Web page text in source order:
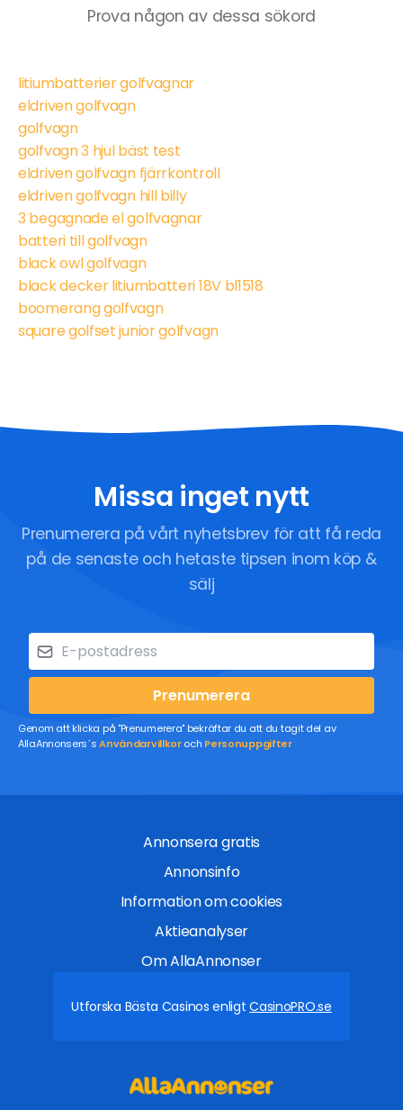
Prova någon av dessa sökord
litiumbatterier golfvagnar
eldriven golfvagn
golfvagn
golfvagn 3 hjul bäst test
eldriven golfvagn fjärrkontroll
eldriven golfvagn hill billy
3 begagnade el golfvagnar
batteri till golfvagn
black owl golfvagn
black decker litiumbatteri 18V bl1518
boomerang golfvagn
square golfset junior golfvagn
Missa inget nytt
Prenumerera på vårt nyhetsbrev för att få reda
på de senaste och hetaste tipsen inom köp &
sälj
Prenumerera
Genom att klicka på "Prenumerera" bekräftar du att du tagit del av
AllaAnnonsers´sAnvändarvillkoroch Personuppgifter
Annonsera gratis
Annonsinfo
Information om cookies
Aktieanalyser
Om AllaAnnonser
Utforska Bästa Casinos enligtCasinoPRO.se